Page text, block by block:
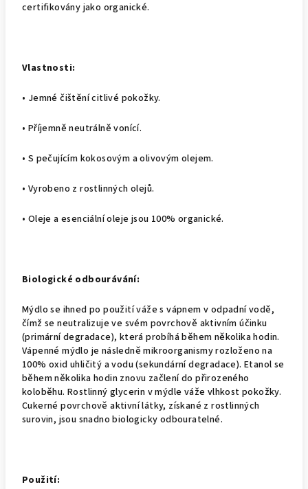
certifikovány jako organické.
Vlastnosti:
• Jemné čištění citlivé pokožky.
• Příjemně neutrálně vonící.
• S pečujícím kokosovým a olivovým olejem.
• Vyrobeno z rostlinných olejů.
• Oleje a esenciální oleje jsou 100% organické.
Biologické odbourávání:
Mýdlo se ihned po použití váže s vápnem v odpadní vodě,
čímž se neutralizuje ve svém povrchově aktivním účinku
(primární degradace), která probíhá během několika hodin.
Vápenné mýdlo je následně mikroorganismy rozloženo na
100% oxid uhličitý a vodu (sekundární degradace). Etanol se
během několika hodin znovu začlení do přirozeného
koloběhu. Rostlinný glycerin v mýdle váže vlhkost pokožky.
Cukerné povrchově aktivní látky, získané z rostlinných
surovin, jsou snadno biologicky odbouratelné.
Použití: